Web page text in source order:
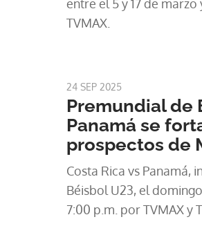
entre el 5 y 17 de
TVMAX.
24 SEP 2025
Premundial de
Panamá se
prospectos de
Costa Rica vs Panamá,
Béisbol U23, el
7:00 p.m. por TVMAX y